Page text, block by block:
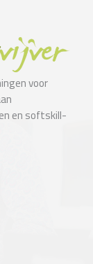
voor
en softskill-